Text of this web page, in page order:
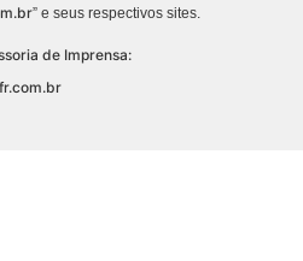
” e seus respectivos sites.
de Imprensa: